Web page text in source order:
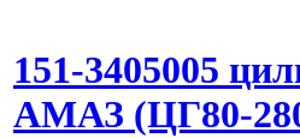
151-3405005
АМАЗ (ЦГ80-